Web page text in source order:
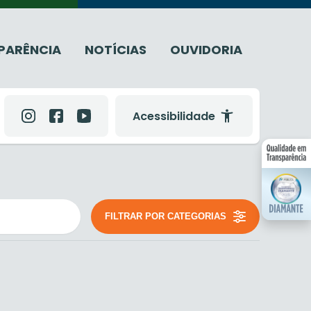
NOTÍCIAS OUVIDORIA
Acessibilidade
FILTRAR POR CATEGORIAS